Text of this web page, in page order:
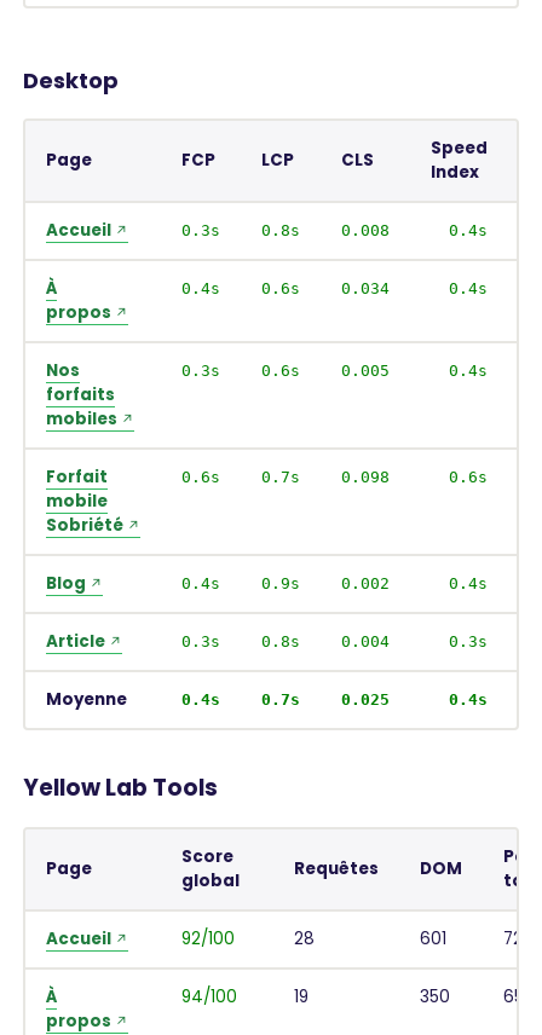
Desktop
Page FCP LCP CLS
Speed
Index
Accueil 0.3s 0.8s 0.008 0.4s
À
propos
0.4s 0.6s 0.034 0.4s
Nos
forfaits
mobiles
0.3s 0.6s 0.005 0.4s
Forfait
mobile
Sobriété
0.6s 0.7s 0.098 0.6s
Blog 0.4s 0.9s 0.002 0.4s
Article 0.3s 0.8s 0.004 0.3s
Moyenne 0.4s 0.7s 0.025 0.4s
Yellow Lab Tools
Page
Score
global
Requêtes DOM
Accueil 92/100 28 601 721
À
propos
94/100 19 350 650